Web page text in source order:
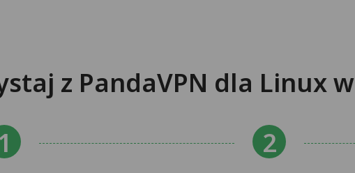
z PandaVPN dla Linux